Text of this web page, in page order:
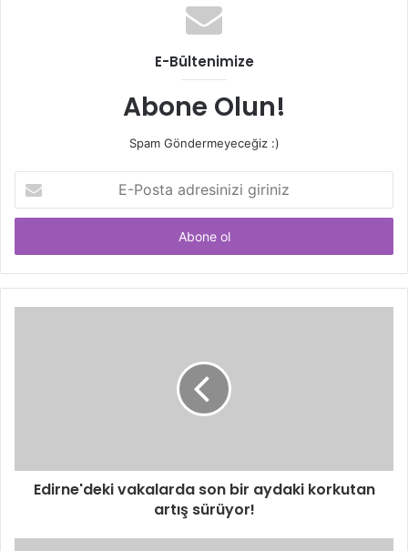
E-Bültenimize
Abone Olun!
Spam Göndermeyeceğiz :)
Posta
adresinizi
Edirne'deki vakalarda son bir aydaki korkutan
artış sürüyor!